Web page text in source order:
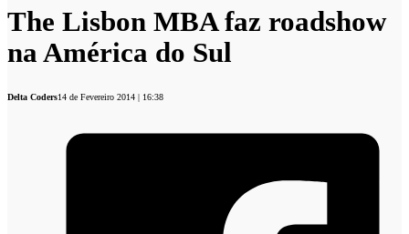
The Lisbon MBA faz roadshow
na América do Sul
Delta Coders14 de Fevereiro 2014 | 16:38